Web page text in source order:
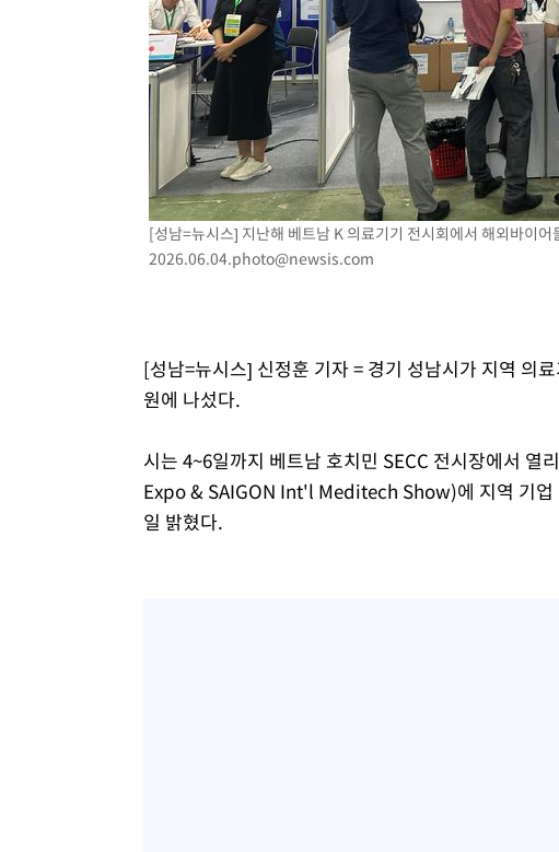
[단독]중수청 지원 검사들, 정원 초과 시 낮은 계급 임용…희망지 못 갈
낮 최고 37도 찜통더위…곳곳 소나기·강원 많은 비[내일날씨]
SK하이닉스, 용인·청주 팹에 54조 투자…"AI 메모리 수요 선제 대응"
여자배구 이재영·이다영 자매, 아제르바이잔 투란VC 입단
외국인 심판 성 접대 7경기 들여다보니…한국 축구 '5승 2무'
[속보]코스닥, 2.86포인트(0.36%) 내린 798.81마감
[속보]코스피, 6200선 약보합…0.60% 내린 6258.77에 마쳐
[속보]원·달러 환율, 7.7원 내린 1416.1원 마감
[속보] 노원서 40.1도 관측…서울, 2018년 이후 첫 40도
11시간 압수수색에 성접대 파문까지…'쑥대밭' 된 축구협회
[속보]규제합리화위원회 부위원장에 김태유 서울대 공대 교수…이병태
[성남=뉴시스] 지난해 베트남 K 의료기기 전시회에서 해외바이
2026.06.04.photo@newsis.com
[성남=뉴시스] 신정훈 기자 = 경기 성남시가 지역 의
원에 나섰다.
시는 4~6일까지 베트남 호치민 SECC 전시장에서
Expo & SAIGON Int'l Meditech Show)에 지역 기업
일 밝혔다.